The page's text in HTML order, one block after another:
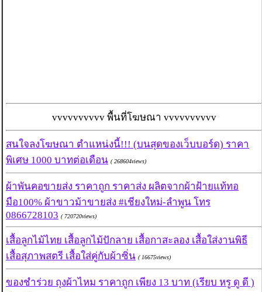
vvvvvvvvvv พื้นที่โฆษณา vvvvvvvvvv
สนใจลงโฆษณา ตำแหน่งนี้!!! (บนสุดของเว็บบอร์ด) ราคา
พิเศษ 1000 บาทต่อเดือน ( 268604views)
ผ้าพันคอขายส่ง ราคาถูก ราคาส่ง ผลิตจากผ้าฝ้ายแท้ทอ
มือ100% ผ้าขาวม้าขายส่ง #เชียงใหม่-ลำพูน โทร
0866728103 ( 720720views)
เสื้อลูกไม้ไทย เสื้อลูกไม้ปักลาย เสื้อกาสะลอง เสื้อใส่งานพิธี
เสื้อสุภาพสตรี เสื้อใส่คู่กับผ้าซิ่น ( 16675views)
ของชำร่วย ถุงผ้าไหม ราคาถูก เพียง 13 บาท (เรียบ หรู ดู ดี )